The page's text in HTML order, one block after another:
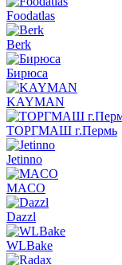
Foodatlas
Berk
Бирюса
KAYMAN
ТОРГМАШ г.Пермь
Jetinno
MACO
Dazzl
WLBake